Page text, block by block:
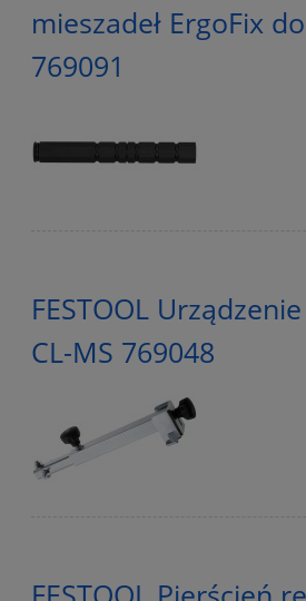
mieszadeł ErgoFix
769091
FESTOOL
CL-MS 769048